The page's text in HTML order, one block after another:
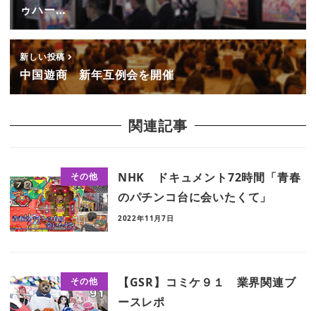
ゥハー…
新しい投稿
中国遊商 新年互例会を開催
関連記事
その他
NHK ドキュメント72時間「青春
のパチンコ台に会いたくて」
2022年11月7日
その他
【GSR】コミケ９１ 業界関連ブ
ースレポ